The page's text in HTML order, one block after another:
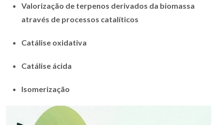
Valorização de terpenos derivados da biomassa
através de processos catalíticos
Catálise oxidativa
Catálise ácida
Isomerização